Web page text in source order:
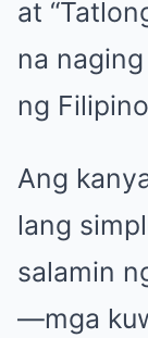
at
na
ng
Ang
lang
salamin
—mga